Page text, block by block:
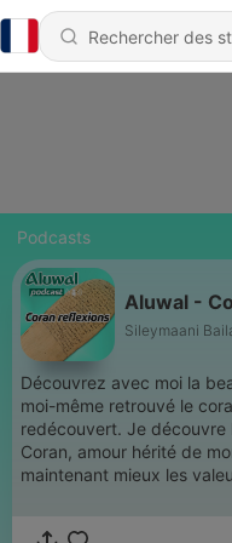
Podcasts
Aluwal -
Sileymaani
Découvrez avec moi la
moi-même retrouvé le
redécouvert. Je découvre
Coran, amour hérité de
maintenant mieux les
redécouvre le Coran